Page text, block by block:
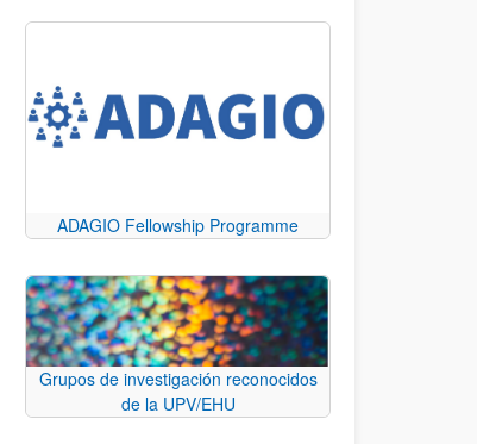
ADAGIO Fellowship Programme
Grupos de investigación reconocidos
de la UPV/EHU